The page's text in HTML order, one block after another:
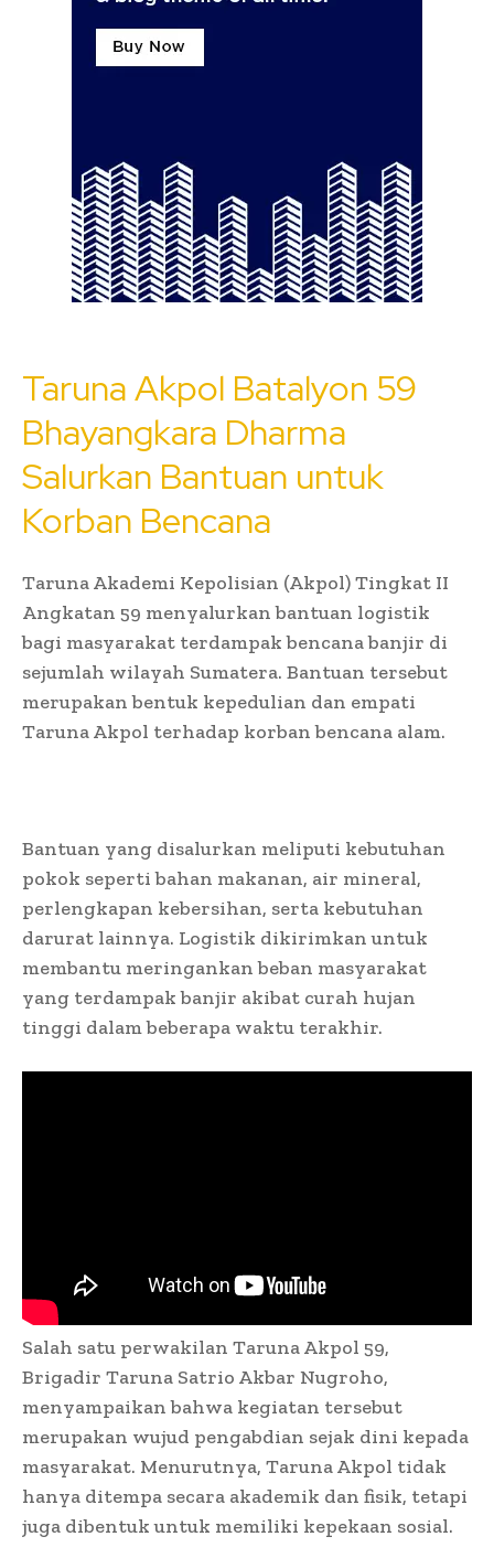
Taruna Akpol Batalyon 59
Bhayangkara Dharma
Salurkan Bantuan untuk
Korban Bencana
Taruna Akademi Kepolisian (Akpol) Tingkat II
Angkatan 59 menyalurkan bantuan logistik
bagi masyarakat terdampak bencana banjir di
sejumlah wilayah Sumatera. Bantuan tersebut
merupakan bentuk kepedulian dan empati
Taruna Akpol terhadap korban bencana alam.
Bantuan yang disalurkan meliputi kebutuhan
pokok seperti bahan makanan, air mineral,
perlengkapan kebersihan, serta kebutuhan
darurat lainnya. Logistik dikirimkan untuk
membantu meringankan beban masyarakat
yang terdampak banjir akibat curah hujan
tinggi dalam beberapa waktu terakhir.
Salah satu perwakilan Taruna Akpol 59,
Brigadir Taruna Satrio Akbar Nugroho,
menyampaikan bahwa kegiatan tersebut
merupakan wujud pengabdian sejak dini kepada
masyarakat. Menurutnya, Taruna Akpol tidak
hanya ditempa secara akademik dan fisik, tetapi
juga dibentuk untuk memiliki kepekaan sosial.